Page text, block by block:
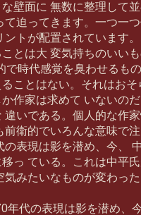
壁面に 無数に整理して
て迫ってきます。一つ一
ントが配置されていま
とは大 変気持ちのいい
で時代感覚を臭わせるも
ことはない。それはお
作家は求めて いないの
違いである。個人的な作
前衛的でいろんな意味で
表現は影を潜め、今、
っ ている。これは中平
気みたいなものが変わっ
代の表現は影を潜め、